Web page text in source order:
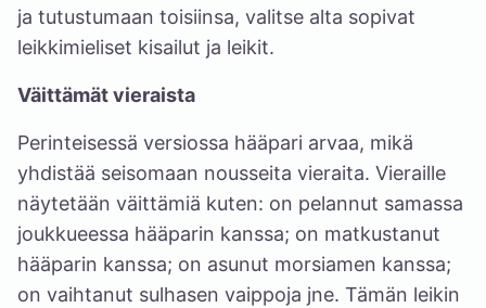
ja tutustumaan toisiinsa, valitse alta sopivat
leikkimieliset kisailut ja leikit.
Väittämät vieraista
Perinteisessä versiossa hääpari arvaa, mikä
yhdistää seisomaan nousseita vieraita. Vieraille
näytetään väittämiä kuten: on pelannut samassa
joukkueessa hääparin kanssa; on matkustanut
hääparin kanssa; on asunut morsiamen kanssa;
on vaihtanut sulhasen vaippoja jne. Tämän leikin